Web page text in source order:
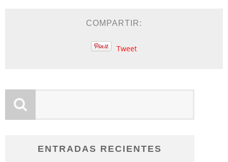
COMPARTIR:
Tweet
ENTRADAS RECIENTES